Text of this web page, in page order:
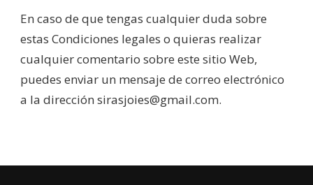
En caso de que tengas cualquier duda sobre
estas Condiciones legales o quieras realizar
cualquier comentario sobre este sitio Web,
puedes enviar un mensaje de correo electrónico
a la dirección sirasjoies@gmail.com.